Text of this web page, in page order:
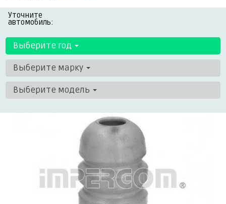
Уточните
автомобиль:
Выберите год
Выберите марку
Выберите модель